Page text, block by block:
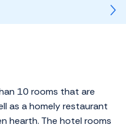
10 rooms that are
as a homely restaurant
hearth. The hotel rooms